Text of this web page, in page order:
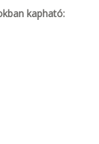
kapható: